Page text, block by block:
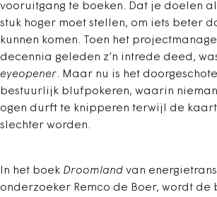
vooruitgang te boeken. Dat je doelen
stuk hoger moet stellen, om iets beter
kunnen komen. Toen het
decennia geleden z’n intrede deed,
eyeopener. Maar nu is het
bestuurlijk blufpokeren, waarin
ogen durft te knipperen terwijl de
slechter worden.
In het boek Droomland van
onderzoeker Remco de Boer, wordt de